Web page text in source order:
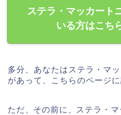
ステラ・マッカート
いる方はこち
多分、あなたはステラ・マ
があって、こちらのページ
ただ、その前に、ステラ・